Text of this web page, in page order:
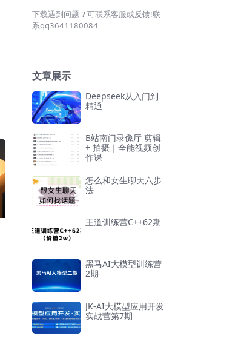
下载遇到问题？可联系客服或反馈!联
系qq3641180084
文章展示
Deepseek从入门到
精通
B站南门录像厅 剪辑
+ 拍摄｜全能视频创
作课
怎么和女生聊天六步
法
王道训练营C++62期
黑马AI大模型训练营
2期
JK-AI大模型应用开发
实战营第7期